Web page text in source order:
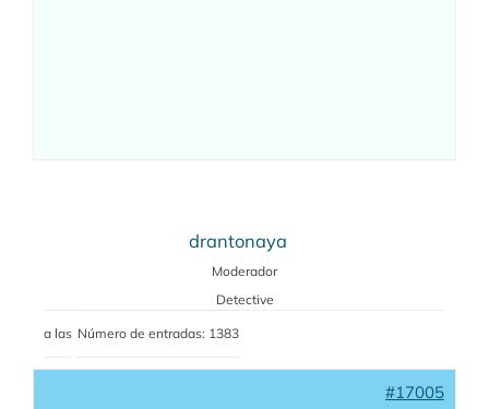
drantonaya
Moderador
Detective
a las Número de entradas: 1383
#17005